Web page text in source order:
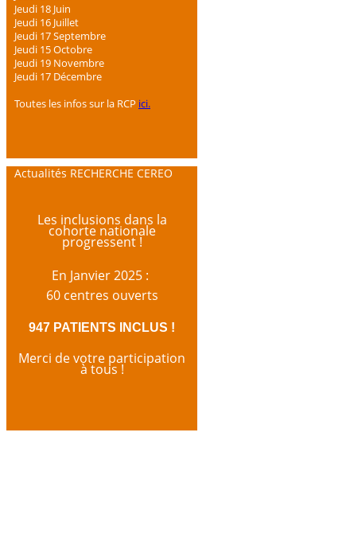
Jeudi 18 Juin
Jeudi 16 Juillet
Jeudi 17 Septembre
Jeudi 15 Octobre
Jeudi 19 Novembre
Jeudi 17 Décembre
Toutes les infos sur la RCP ici.
Actualités RECHERCHE CEREO
Les inclusions dans la
cohorte nationale
progressent !
En Janvier 2025 :
60 centres ouverts
947 PATIENTS INCLUS !
Merci de votre participation
à tous !